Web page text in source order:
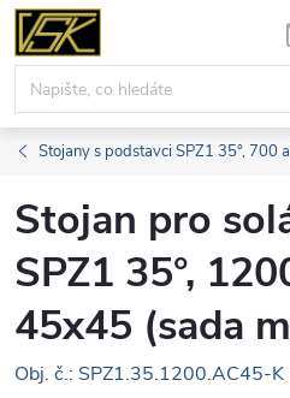
Přejít
obsah
Stojany s podstavci SPZ1 35°, 700
Stojan pro
SPZ1 35°,
45x45 (sada
Obj. č.: SPZ1.35.1200.AC45-K